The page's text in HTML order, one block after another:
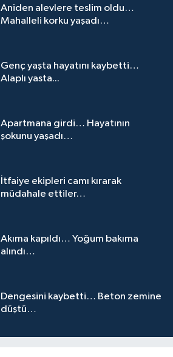
Aniden alevlere teslim oldu…
Mahalleli korku yaşadı…
Genç yaşta hayatını kaybetti…
Alaplı yasta...
Apartmana girdi… Hayatının
şokunu yaşadı…
İtfaiye ekipleri camı kırarak
müdahale ettiler…
Akıma kapıldı… Yoğum bakıma
alındı…
Dengesini kaybetti… Beton zemine
düştü…